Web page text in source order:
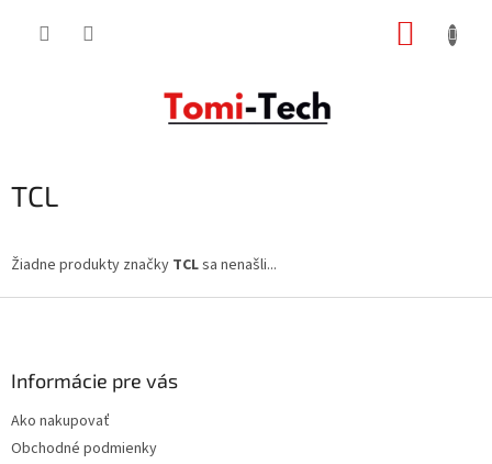
TCL
Žiadne produkty značky TCLsa nenašli...
Informácie pre vás
Ako nakupovať
Obchodné podmienky